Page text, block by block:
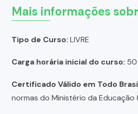
Mais informações
Tipo de Curso: LIVRE
Carga horária inicial do curso:
Certificado Válido em Todo
normas do Ministério da Educação